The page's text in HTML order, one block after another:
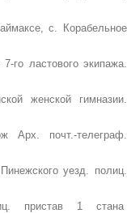
с. Корабельное
ластового экипажа.
женской гимназии.
Арх. почт.-телеграф.
уезд. полиц.
пристав 1 стана